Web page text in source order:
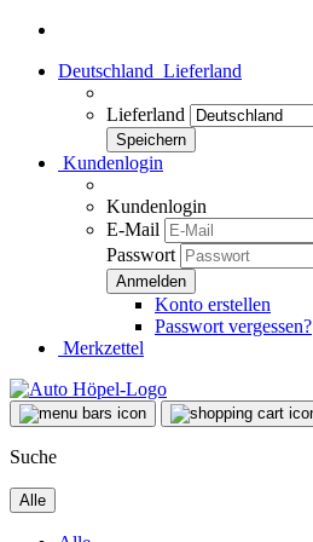
Deutschland Lieferland
Lieferland
Kundenlogin
Kundenlogin
E-Mail
Passwort
Konto erstellen
Passwort vergessen?
Merkzettel
Suche
Alle